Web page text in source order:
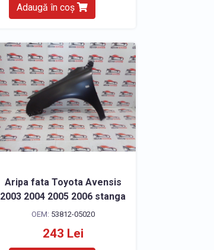
Adaugă în coș
Aripa fata Toyota Avensis
2003 2004 2005 2006 stanga
OEM: 53812-05020
243 Lei